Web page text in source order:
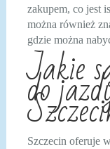
zakupem, co jest
można również
gdzie można
Jakie
do
Szczecin oferuje